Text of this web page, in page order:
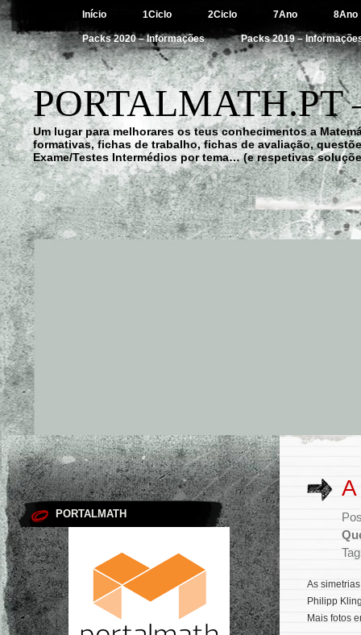
Início 1Ciclo 2Ciclo 7Ano 8Ano
Packs 2020 – Informações Packs 2019 –
Um lugar para melhorares os teus conhecimentos a
formativas, fichas de trabalho, fichas de avaliação,
Exame/Testes Intermédios por tema… (e respetivas
PORTALMATH
As
Philipp
Mais fotos